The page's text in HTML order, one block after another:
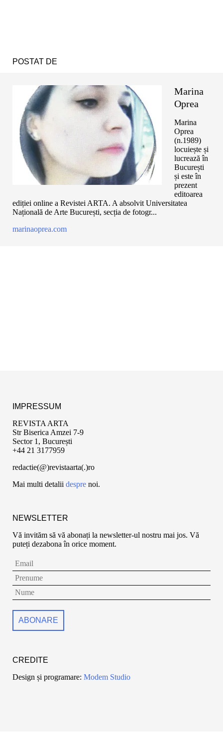
POSTAT DE
Marina
Oprea
Marina
Oprea
(n.1989)
locuiește și
lucrează în
București
și este în
prezent
editoarea
ediției online a Revistei ARTA. A absolvit Universitatea
Națională de Arte București, secția de fotogr...
marinaoprea.com
IMPRESSUM
REVISTA ARTA
Str Biserica Amzei 7-9
Sector 1, București
+44 21 3177959
redactie(@)revistaarta(.)ro
Mai multi detalii despre noi.
NEWSLETTER
Vă invităm să vă abonați la newsletter-ul nostru mai jos. Vă
puteți dezabona în orice moment.
CREDITE
Design și programare: Modem Studio